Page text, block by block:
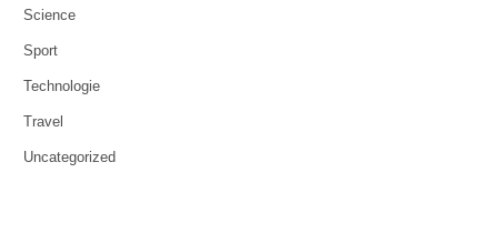
Science
Sport
Technologie
Travel
Uncategorized